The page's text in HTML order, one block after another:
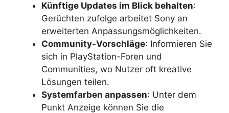
Künftige Updates im Blick behalten:
Gerüchten zufolge arbeitet Sony an
erweiterten Anpassungsmöglichkeiten.
Community-Vorschläge: Informieren Sie
sich in PlayStation-Foren und
Communities, wo Nutzer oft kreative
Lösungen teilen.
Systemfarben anpassen: Unter dem
Punkt Anzeige können Sie die